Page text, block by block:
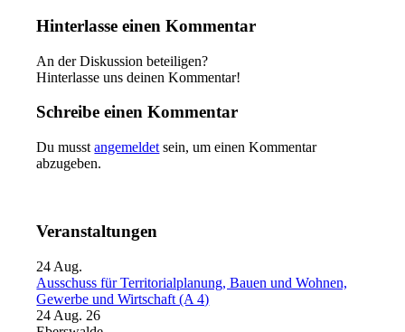
Hinterlasse einen Kommentar
An der Diskussion beteiligen?
Hinterlasse uns deinen Kommentar!
Schreibe einen Kommentar
Du musstangemeldet sein, um einen Kommentar
abzugeben.
Veranstaltungen
24 Aug.
Ausschuss für Territorialplanung, Bauen und Wohnen,
Gewerbe und Wirtschaft (A 4)
24 Aug. 26